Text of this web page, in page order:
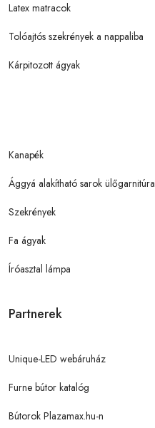
Latex matracok
Tolóajtós szekrények a nappaliba
Kárpitozott ágyak
Kanapék
Ággyá alakítható sarok ülőgarnitúra
Szekrények
Fa ágyak
Íróasztal lámpa
Partnerek
Unique-LED webáruház
Furne bútor katalóg
Bútorok Plazamax.hu-n